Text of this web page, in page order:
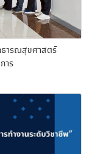
ารณสุขศาสตร์
าร